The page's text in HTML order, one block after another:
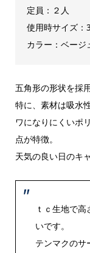
定員：２人
使用時サイズ
カラー：ベージ
五角形の形状を採
特に、素材は吸水
ワになりにくいポ
点が特徴。
天気の良い日のキ
ｔｃ生地で
いです。
テンマクのサ